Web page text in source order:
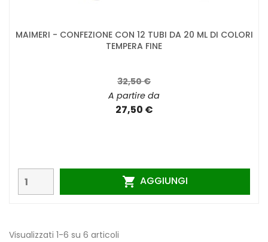
MAIMERI - CONFEZIONE CON 12 TUBI DA 20 ML DI COLORI
TEMPERA FINE
32,50 €
A partire da
27,50 €
 AGGIUNGI
Visualizzati 1-6 su 6 articoli